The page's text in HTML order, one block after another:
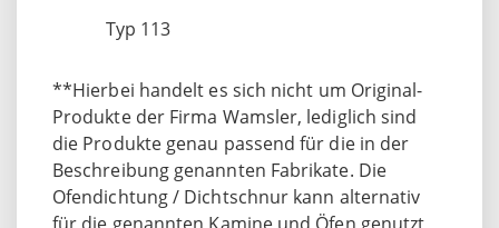
Typ 113
**Hierbei handelt es sich nicht um Original-
Produkte der Firma Wamsler, lediglich sind
die Produkte genau passend für die in der
Beschreibung genannten Fabrikate. Die
Ofendichtung / Dichtschnur kann alternativ